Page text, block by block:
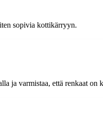
sopivia kottikärryyn.
ja varmistaa, että renkaat